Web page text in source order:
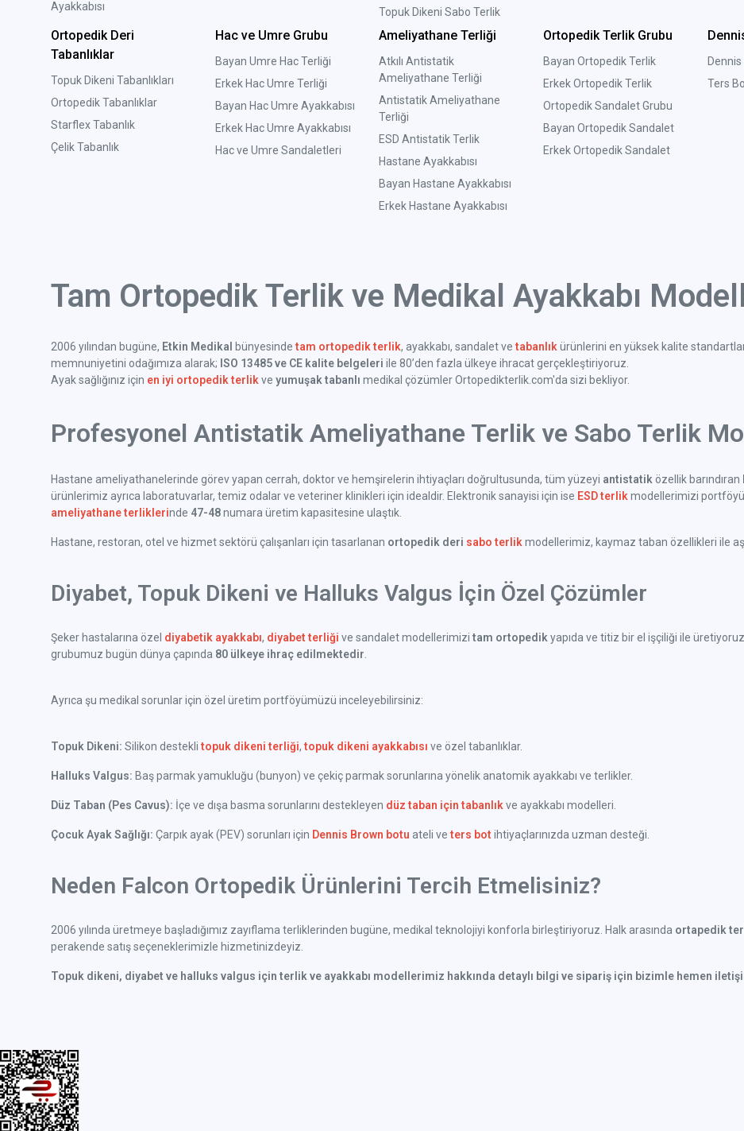
Ayakkabısı
Topuk Dikeni Sabo Terlik
Ortopedik Deri
Tabanlıklar
Topuk Dikeni Tabanlıkları
Ortopedik Tabanlıklar
Starflex Tabanlık
Çelik Tabanlık
Hac ve Umre Grubu
Bayan Umre Hac Terliği
Erkek Hac Umre Terliği
Bayan Hac Umre Ayakkabısı
Erkek Hac Umre Ayakkabısı
Hac ve Umre Sandaletleri
Ameliyathane Terliği
Atkılı Antistatik
Ameliyathane Terliği
Antistatik Ameliyathane
Terliği
ESD Antistatik Terlik
Hastane Ayakkabısı
Bayan Hastane Ayakkabısı
Erkek Hastane Ayakkabısı
Ortopedik Terlik Grubu
Bayan Ortopedik Terlik
Erkek Ortopedik Terlik
Ortopedik Sandalet Grubu
Bayan Ortopedik Sandalet
Erkek Ortopedik Sandalet
Dennis
Ters
Tam Ortopedik Terlik ve Medikal Ayakkabı
2006 yılından bugüne, Etkin Medikal bünyesindetam ortopedik terlik, ayakkabı, sandalet vetabanlık ürünlerini en yüksek kalite
memnuniyetini odağımıza alarak; ISO 13485 ve CE kalite belgeleri ile 80’den fazla ülkeye ihracat gerçekleştiriyoruz.
Ayak sağlığınız için en iyi ortopedik terlik ve yumuşak tabanlı medikal çözümler Ortopedikterlik.com'da sizi bekliyor.
Profesyonel Antistatik Ameliyathane Terlik ve Sabo Terlik
Hastane ameliyathanelerinde görev yapan cerrah, doktor ve hemşirelerin ihtiyaçları doğrultusunda, tüm yüzeyi antistatik özellik barındıran
ürünlerimiz ayrıca laboratuvarlar, temiz odalar ve veteriner klinikleri için idealdir. Elektronik sanayisi için ise ESD terlik modellerimizi
ameliyathane terliklerinde 47-48numara üretim kapasitesine ulaştık.
Hastane, restoran, otel ve hizmet sektörü çalışanları için tasarlanan ortopedik deri sabo terlik modellerimiz, kaymaz taban özellikleri ile
Diyabet, Topuk Dikeni ve Halluks Valgus İçin Özel Çözümler
Şeker hastalarına özel diyabetik ayakkabı, diyabet terliği ve sandalet modellerimizi tam ortopedik yapıda ve titiz bir el işçiliği ile
grubumuz bugün dünya çapında 80 ülkeye ihraç edilmektedir
Ayrıca şu medikal sorunlar için özel üretim portföyümüzü inceleyebilirsiniz:
Topuk Dikeni: Silikon desteklitopuk dikeni terliği,topuk dikeni ayakkabısı ve özel tabanlıklar.
Halluks Valgus: Baş parmak yamukluğu (bunyon) ve çekiç parmak sorunlarına yönelik anatomik ayakkabı ve terlikler.
Düz Taban (Pes Cavus): İçe ve dışa basma sorunlarını destekleyen düz taban için tabanlık ve ayakkabı modelleri.
Çocuk Ayak Sağlığı: Çarpık ayak (PEV) sorunları için Dennis Brown botu ateli veters bot ihtiyaçlarınızda uzman desteği.
Neden Falcon Ortopedik Ürünlerini Tercih Etmelisiniz?
2006 yılında üretmeye başladığımız zayıflama terliklerinden bugüne, medikal teknolojiyi konforla birleştiriyoruz. Halk arasında ortapedik
perakende satış seçeneklerimizle hizmetinizdeyiz.
Topuk dikeni, diyabet ve halluks valgus için terlik ve ayakkabı modellerimiz hakkında detaylı bilgi ve sipariş için bizimle hemen